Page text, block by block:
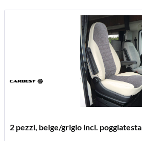
2 pezzi, beige/grigio incl. poggiatesta